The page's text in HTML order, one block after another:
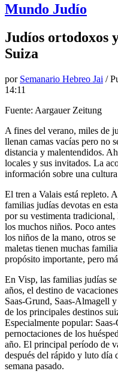
Mundo Judío
Judíos ortodoxos
Suiza
por Semanario Hebreo Jai /
14:11
Fuente: Aargauer Zeitung
A fines del verano, miles de
llenan camas vacías pero no
distancia y malentendidos.
locales y sus invitados. La
información sobre una
El tren a Valais está repleto.
familias judías devotas en
por su vestimenta tradicional,
los muchos niños. Poco
los niños de la mano, otros
maletas tienen muchas
propósito importante, pero
En Visp, las familias judías
años, el destino de
Saas-Grund, Saas-Almagell
de los principales destinos
Especialmente popular:
pernoctaciones de los
año. El principal período de
después del rápido y luto día
semana pasado.